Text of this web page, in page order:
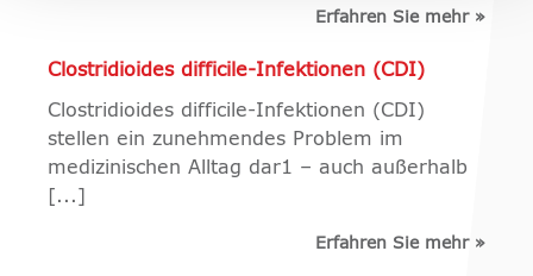
Erfahren Sie mehr »
Clostridioides difficile-Infektionen (CDI)
Clostridioides difficile-Infektionen (CDI)
stellen ein zunehmendes Problem im
medizinischen Alltag dar1 – auch außerhalb
[...]
Erfahren Sie mehr »